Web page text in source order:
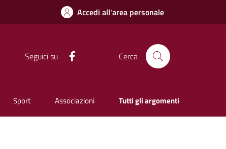
Accedi all'area personale
Seguici su Cerca
Sport Associazioni Tutti gli argomenti